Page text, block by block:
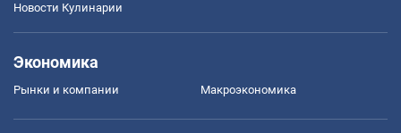
Новости Кулинарии
Экономика
Рынки и компании Mакроэкономика